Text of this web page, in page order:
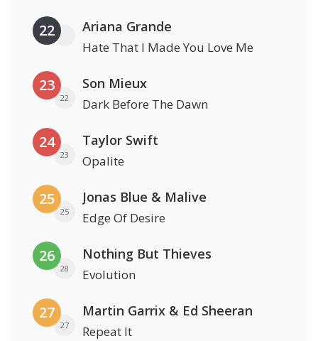
22 Ariana Grande
Hate That I Made You Love Me
23
22
Son Mieux
Dark Before The Dawn
24
23
Taylor Swift
Opalite
25
25
Jonas Blue & Malive
Edge Of Desire
26
28
Nothing But Thieves
Evolution
27
27
Martin Garrix & Ed Sheeran
Repeat It